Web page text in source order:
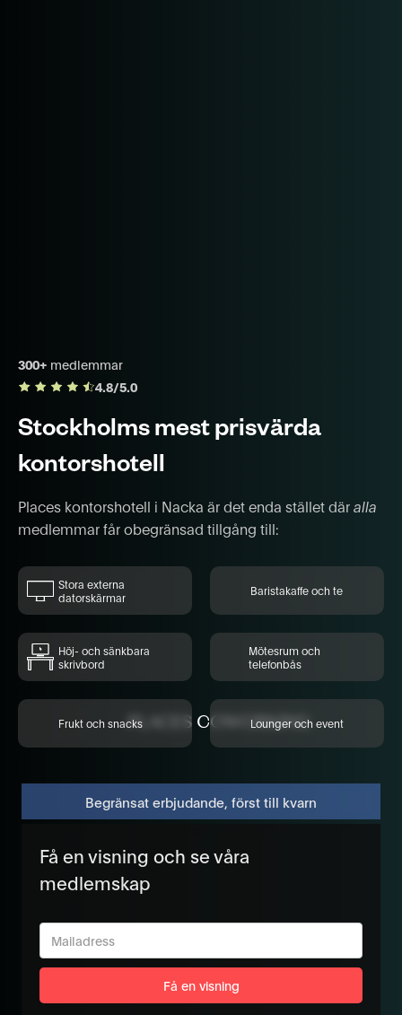
300+ medlemmar
4.8/5.0
Stockholms mest prisvärda
kontorshotell
Places kontorshotell i Nacka är det enda stället däralla
medlemmar får obegränsad tillgång till:
Stora externa
datorskärmar
Baristakaffe och te
Höj- och sänkbara
skrivbord
Mötesrum och
telefonbås
Frukt och snacks Lounger och event
Begränsat erbjudande, först till kvarn
Få en visning och se våra
medlemskap